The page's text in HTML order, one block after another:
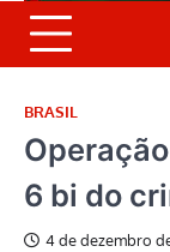
BRASIL
6 bi do
4 de dezembro